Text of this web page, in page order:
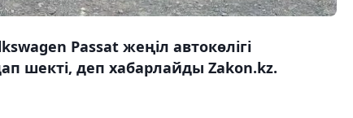
Passat жеңіл автокөлігі
шекті, деп хабарлайды Zakon.kz.